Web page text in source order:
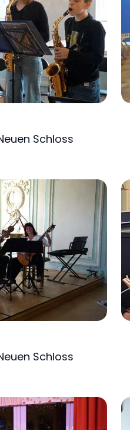
Schloss
Schloss